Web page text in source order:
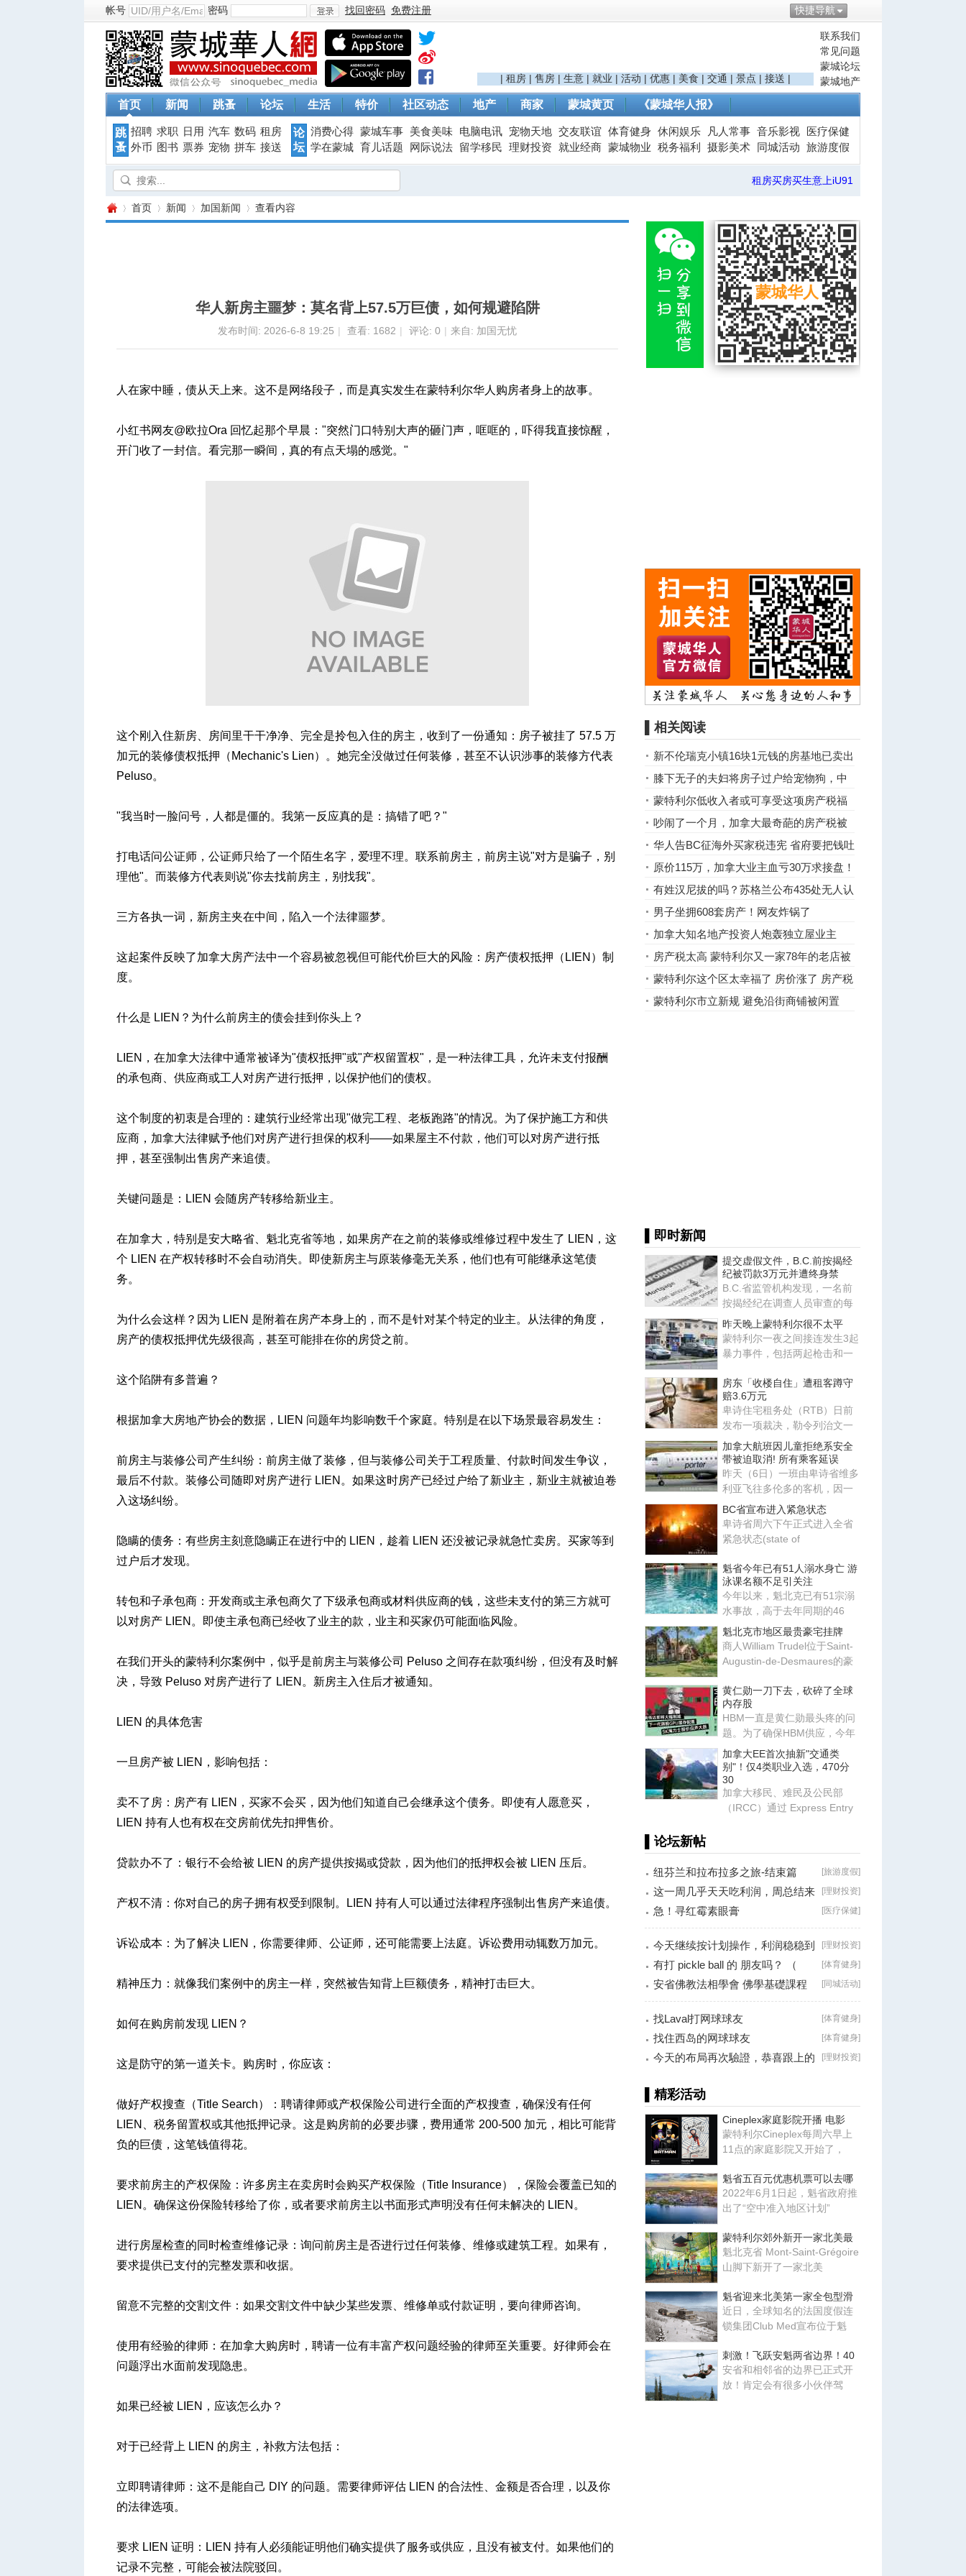
快捷导航
帐号 密码
登
录
找回密码 免费注册
联系我们
常见问题
蒙城论坛
蒙城地产
| 租房 | 售房 | 生意 | 就业 | 活动 | 优惠 | 美食 | 交通 | 景点 | 接送 |
首页 新闻 跳蚤 论坛 生活 特价 社区动态 地产 商家 蒙城黄页 《蒙城华人报》
跳
蚤
招聘 求职 日用 汽车 数码 租房
外币
图书 票券 宠物 拼车 接送
论
坛
消费心得 蒙城车事 美食美味 电脑电讯 宠物天地 交友联谊 体育健身 休闲娱乐 凡人常事 音乐影视
医疗保健
学在蒙城 育儿话题 网际说法 留学移民 理财投资 就业经商 蒙城物业 税务福利 摄影美术 同城活动 旅游度假
租房买房买生意上iU91
首页 新闻 加国新闻 查看内容
华人新房主噩梦：莫名背上57.5万巨债，如何规避陷阱
发布时间: 2026-6-8 19:25 | 查看: 1682 | 评论: 0 | 来自: 加国无忧
人在家中睡，债从天上来。这不是网络段子，而是真实发生在蒙特利尔华人购房者身上的故事。
小红书网友@欧拉Ora 回忆起那个早晨："突然门口特别大声的砸门声，哐哐的，吓得我直接惊醒，
开门收了一封信。看完那一瞬间，真的有点天塌的感觉。"
这个刚入住新房、房间里干干净净、完全是拎包入住的房主，收到了一份通知：房子被挂了 57.5 万
加元的装修债权抵押（Mechanic's Lien）。她完全没做过任何装修，甚至不认识涉事的装修方代表
Peluso。
"我当时一脸问号，人都是僵的。我第一反应真的是：搞错了吧？"
打电话问公证师，公证师只给了一个陌生名字，爱理不理。联系前房主，前房主说"对方是骗子，别
理他"。而装修方代表则说"你去找前房主，别找我"。
三方各执一词，新房主夹在中间，陷入一个法律噩梦。
这起案件反映了加拿大房产法中一个容易被忽视但可能代价巨大的风险：房产债权抵押（LIEN）制
度。
什么是 LIEN？为什么前房主的债会挂到你头上？
LIEN，在加拿大法律中通常被译为"债权抵押"或"产权留置权"，是一种法律工具，允许未支付报酬
的承包商、供应商或工人对房产进行抵押，以保护他们的债权。
这个制度的初衷是合理的：建筑行业经常出现"做完工程、老板跑路"的情况。为了保护施工方和供
应商，加拿大法律赋予他们对房产进行担保的权利——如果屋主不付款，他们可以对房产进行抵
押，甚至强制出售房产来追债。
关键问题是：LIEN 会随房产转移给新业主。
在加拿大，特别是安大略省、魁北克省等地，如果房产在之前的装修或维修过程中发生了 LIEN，这
个 LIEN 在产权转移时不会自动消失。即使新房主与原装修毫无关系，他们也有可能继承这笔债
务。
为什么会这样？因为 LIEN 是附着在房产本身上的，而不是针对某个特定的业主。从法律的角度，
房产的债权抵押优先级很高，甚至可能排在你的房贷之前。
这个陷阱有多普遍？
根据加拿大房地产协会的数据，LIEN 问题年均影响数千个家庭。特别是在以下场景最容易发生：
前房主与装修公司产生纠纷：前房主做了装修，但与装修公司关于工程质量、付款时间发生争议，
最后不付款。装修公司随即对房产进行 LIEN。如果这时房产已经过户给了新业主，新业主就被迫卷
入这场纠纷。
隐瞒的债务：有些房主刻意隐瞒正在进行中的 LIEN，趁着 LIEN 还没被记录就急忙卖房。买家等到
过户后才发现。
转包和子承包商：开发商或主承包商欠了下级承包商或材料供应商的钱，这些未支付的第三方就可
以对房产 LIEN。即使主承包商已经收了业主的款，业主和买家仍可能面临风险。
在我们开头的蒙特利尔案例中，似乎是前房主与装修公司 Peluso 之间存在款项纠纷，但没有及时解
决，导致 Peluso 对房产进行了 LIEN。新房主入住后才被通知。
LIEN 的具体危害
一旦房产被 LIEN，影响包括：
卖不了房：房产有 LIEN，买家不会买，因为他们知道自己会继承这个债务。即使有人愿意买，
LIEN 持有人也有权在交房前优先扣押售价。
贷款办不了：银行不会给被 LIEN 的房产提供按揭或贷款，因为他们的抵押权会被 LIEN 压后。
产权不清：你对自己的房子拥有权受到限制。LIEN 持有人可以通过法律程序强制出售房产来追债。
诉讼成本：为了解决 LIEN，你需要律师、公证师，还可能需要上法庭。诉讼费用动辄数万加元。
精神压力：就像我们案例中的房主一样，突然被告知背上巨额债务，精神打击巨大。
如何在购房前发现 LIEN？
这是防守的第一道关卡。购房时，你应该：
做好产权搜查（Title Search）：聘请律师或产权保险公司进行全面的产权搜查，确保没有任何
LIEN、税务留置权或其他抵押记录。这是购房前的必要步骤，费用通常 200-500 加元，相比可能背
负的巨债，这笔钱值得花。
要求前房主的产权保险：许多房主在卖房时会购买产权保险（Title Insurance），保险会覆盖已知的
LIEN。确保这份保险转移给了你，或者要求前房主以书面形式声明没有任何未解决的 LIEN。
进行房屋检查的同时检查维修记录：询问前房主是否进行过任何装修、维修或建筑工程。如果有，
要求提供已支付的完整发票和收据。
留意不完整的交割文件：如果交割文件中缺少某些发票、维修单或付款证明，要向律师咨询。
使用有经验的律师：在加拿大购房时，聘请一位有丰富产权问题经验的律师至关重要。好律师会在
问题浮出水面前发现隐患。
如果已经被 LIEN，应该怎么办？
对于已经背上 LIEN 的房主，补救方法包括：
立即聘请律师：这不是能自己 DIY 的问题。需要律师评估 LIEN 的合法性、金额是否合理，以及你
的法律选项。
要求 LIEN 证明：LIEN 持有人必须能证明他们确实提供了服务或供应，且没有被支付。如果他们的
记录不完整，可能会被法院驳回。
▌相关阅读
新不伦瑞克小镇16块1元钱的房基地已卖出
大半
膝下无子的夫妇将房子过户给宠物狗，中
介却因此被逮捕
蒙特利尔低收入者或可享受这项房产税福
利
吵闹了一个月，加拿大最奇葩的房产税被
取消了
华人告BC征海外买家税违宪 省府要把钱吐
出来？
原价115万，加拿大业主血亏30万求接盘！
华人经纪都踩雷
有姓汉尼拔的吗？苏格兰公布435处无人认
领房产，对上姓氏就领走 ...
男子坐拥608套房产！网友炸锅了
加拿大知名地产投资人炮轰独立屋业主
房产税太高 蒙特利尔又一家78年的老店被
逼关门了
蒙特利尔这个区太幸福了 房价涨了 房产税
却降了
蒙特利尔市立新规 避免沿街商铺被闲置
▌即时新闻
提交虚假文件，B.C.前按揭经
纪被罚款3万元并遭终身禁
B.C.省监管机构发现，一名前
按揭经纪在调查人员审查的每
一份申请中，都向贷款机构提
交
昨天晚上蒙特利尔很不太平
蒙特利尔一夜之间接连发生3起
暴力事件，包括两起枪击和一
房东「收楼自住」遭租客蹲守
赔3.6万元
卑诗住宅租务处（RTB）日前
发布一项裁决，勒令列治文一
名房东必须向其前租客赔偿超
过3
加拿大航班因儿童拒绝系安全
带被迫取消! 所有乘客延误
昨天（6日）一班由卑诗省维多
利亚飞往多伦多的客机，因一
名幼童拒绝扣上安全带，最终
BC省宣布进入紧急状态
卑诗省周六下午正式进入全省
紧急状态(state of
100场山火
魁省今年已有51人溺水身亡 游
泳课名额不足引关注
今年以来，魁北克已有51宗溺
水事故，高于去年同期的46
宗。许多遇难者不会游泳。去
年一
魁北克市地区最贵豪宅挂牌
商人William Trudel位于Saint-
Augustin-de-Desmaures的豪
黄仁勋一刀下去，砍碎了全球
内存股
HBM一直是黄仁勋最头疼的问
题。为了确保HBM供应，今年
6月，黄仁勋带着团队跑遍了亚
洲
加拿大EE首次抽新"交通类
别"！仅4类职业入选，470分
30
加拿大移民、难民及公民部
（IRCC）通过 Express Entry
▌论坛新帖
[旅游度假]
纽芬兰和拉布拉多之旅-结束篇
[理财投资]
这一周几乎天天吃利润，周总结来
了！
[医疗保健]
急！寻红霉素眼膏
[理财投资]
今天继续按计划操作，利润稳稳到
手！
[体育健身]
有打 pickle ball 的 朋友吗？ （
Brossard
[同城活动]
安省佛教法相學會 佛學基礎課程
（第二十八
[体育健身]
找Laval打网球球友
[体育健身]
找住西岛的网球球友
[理财投资]
今天的布局再次驗證，恭喜跟上的
▌精彩活动
Cineplex家庭影院开播 电影
蒙特利尔Cineplex每周六早上
11点的家庭影院又开始了，
魁省五百元优惠机票可以去哪
2022年6月1日起，魁省政府推
出了“空中准入地区计划”
蒙特利尔郊外新开一家北美最
魁北克省 Mont-Saint-Grégoire
山脚下新开了一家北美
魁省迎来北美第一家全包型滑
近日，全球知名的法国度假连
锁集团Club Med宣布位于魁
刺激！飞跃安魁两省边界！40
安省和相邻省的边界已正式开
放！肯定会有很多小伙伴驾